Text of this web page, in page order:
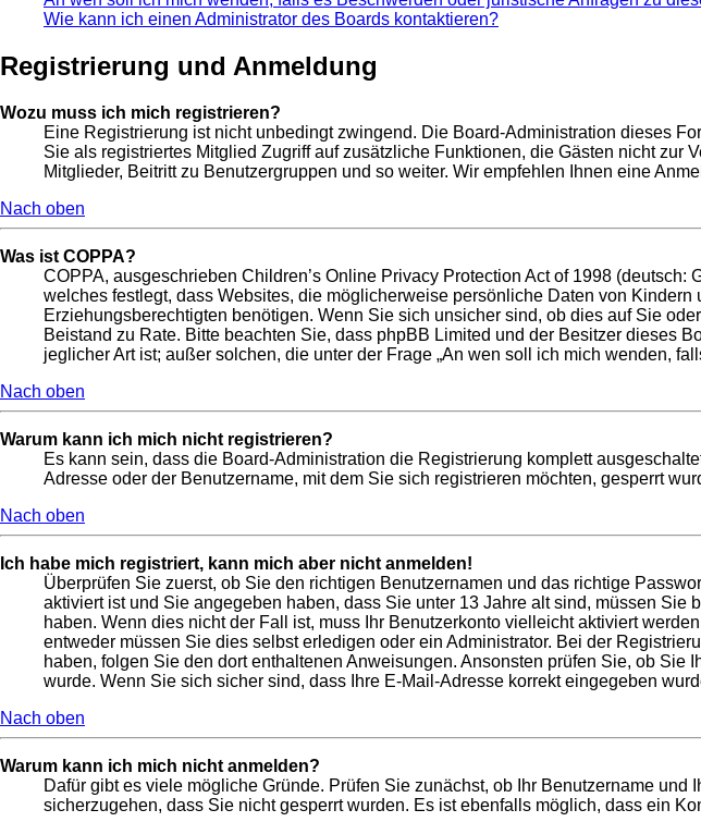
Wie kann ich einen Administrator des Boards kontaktieren?
Registrierung und Anmeldung
Wozu muss ich mich registrieren?
Eine Registrierung ist nicht unbedingt zwingend. Die Board-Administration dieses
Sie als registriertes Mitglied Zugriff auf zusätzliche Funktionen, die Gästen nicht
Mitglieder, Beitritt zu Benutzergruppen und so weiter. Wir empfehlen Ihnen eine
Nach oben
Was ist COPPA?
COPPA, ausgeschrieben Children’s Online Privacy Protection Act of 1998
welches festlegt, dass Websites, die möglicherweise persönliche Daten von
Erziehungsberechtigten benötigen. Wenn Sie sich unsicher sind, ob dies auf Sie
Beistand zu Rate. Bitte beachten Sie, dass phpBB Limited und der Besitzer dieses
jeglicher Art ist; außer solchen, die unter der Frage „An wen soll ich mich wenden,
Nach oben
Warum kann ich mich nicht registrieren?
Es kann sein, dass die Board-Administration die Registrierung komplett
Adresse oder der Benutzername, mit dem Sie sich registrieren möchten, gesperrt
Nach oben
Ich habe mich registriert, kann mich aber nicht anmelden!
Überprüfen Sie zuerst, ob Sie den richtigen Benutzernamen und das richtige
aktiviert ist und Sie angegeben haben, dass Sie unter 13 Jahre alt sind, müssen
haben. Wenn dies nicht der Fall ist, muss Ihr Benutzerkonto vielleicht aktiviert
entweder müssen Sie dies selbst erledigen oder ein Administrator. Bei der
haben, folgen Sie den dort enthaltenen Anweisungen. Ansonsten prüfen Sie, ob
wurde. Wenn Sie sich sicher sind, dass Ihre E-Mail-Adresse korrekt eingegeben
Nach oben
Warum kann ich mich nicht anmelden?
Dafür gibt es viele mögliche Gründe. Prüfen Sie zunächst, ob Ihr Benutzername
sicherzugehen, dass Sie nicht gesperrt wurden. Es ist ebenfalls möglich, dass ein